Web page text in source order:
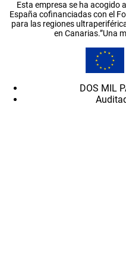
Esta empresa se ha acogido
España cofinanciadas con el
para las regiones
en Canarias.”Una
DOS MIL